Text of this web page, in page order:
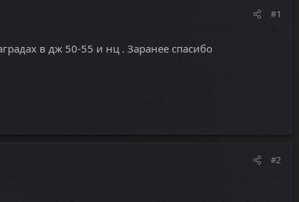
#1
в дж 50-55 и нц . Заранее спасибо
#2